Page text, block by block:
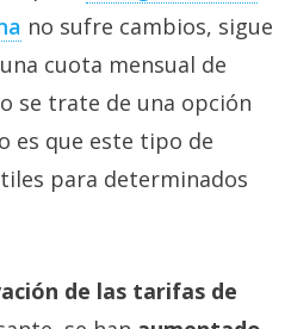
no sufre cambios, sigue
cuota mensual de
se trate de una opción
es que este tipo de
para determinados
de las tarifas de